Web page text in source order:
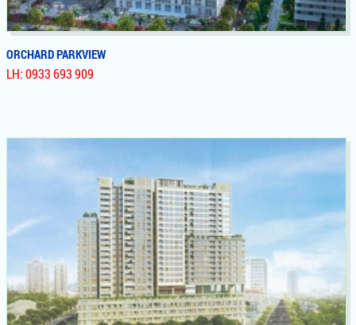
ORCHARD PARKVIEW
LH: 0933 693 909
ORCHARD PARKVIEW
Dự Án Căn Hộ, Officetel Orchard Parkview Novaland Phú
Nhuận, Sở Hữu Vị Trí Vàng Nhìn Toàn Bộ Công Viên Gia Định
5,8 Ha, Liền Kề Sân Bay, Giao Thương Thuận Lợi Vì Nằm Giáp
Ranh Tân Bình, Phú Nhuận, Gò Vấp. Đầu Tư Sinh Lợi Cực
Cao, Giá Chỉ 1,8 Tỷ/ Căn, Chiết Khấu Lên Đến 16% ,